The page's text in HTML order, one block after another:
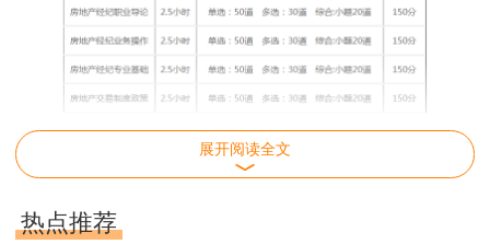
福建2021年下半年房地产经纪人考试时间：
展开阅读全文
热点推荐